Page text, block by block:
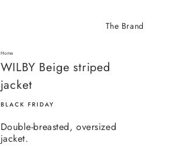
The Brand
Home
WILBY Beige striped
jacket
BLACK FRIDAY
Double-breasted, oversized
jacket.
WILBY Beige
$197.00 USD